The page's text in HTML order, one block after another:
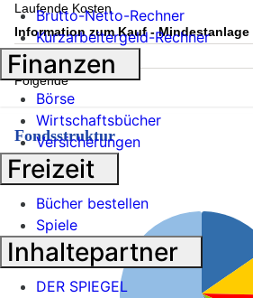
Laufende Kosten
Information zum Kauf - Mindestanlage
Einmalig
Folgende
Fondsstruktur
Topholdings
Brutto-Netto-Rechner
Kurzarbeitergeld-Rechner
Finanzen
Börse
Wirtschaftsbücher
Versicherungen
Freizeit
Bücher bestellen
Spiele
Inhaltepartner
DER SPIEGEL